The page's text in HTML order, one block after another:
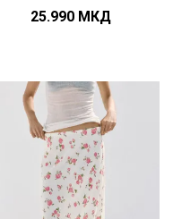
25.990 МКД